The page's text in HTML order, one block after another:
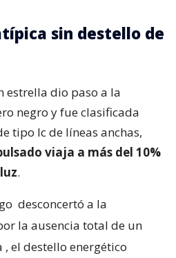
sin destello de
estrella dio paso a la
negro y fue clasificada
tipo Ic de líneas anchas,
viaja a más del 10%
.
desconcertó a la
la ausencia total de un
, el destello energético